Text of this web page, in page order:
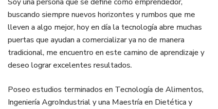
buscando siempre nuevos horizontes y rumbos que me
lleven a algo mejor, hoy en día la tecnología abre muchas
puertas que ayudan a comercializar ya no de manera
tradicional, me encuentro en este camino de aprendizaje y
deseo lograr excelentes resultados.
Poseo estudios terminados en Tecnología de Alimentos,
Ingeniería AgroIndustrial y una Maestría en Dietética y